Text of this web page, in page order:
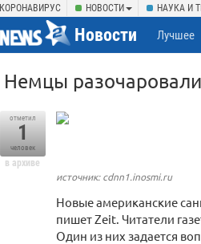
КОРОНАВИРУС НОВОСТИ НАУКА И
Новости Лучшее
Немцы
отметил
1
человек
в архиве
источник: cdnn1.inosmi.ru
Новые американские
пишет Zeit. Читатели
Один из них задается